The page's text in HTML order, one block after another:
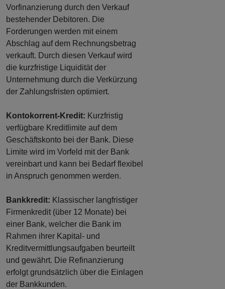
Vorfinanzierung durch den Verkauf
bestehender Debitoren. Die
Forderungen werden mit einem
Abschlag auf dem Rechnungsbetrag
verkauft. Durch diesen Verkauf wird
die kurzfristige Liquidität der
Unternehmung durch die Verkürzung
der Zahlungsfristen optimiert.
Kontokorrent-Kredit: Kurzfristig
verfügbare Kreditlimite auf dem
Geschäftskonto bei der Bank. Diese
Limite wird im Vorfeld mit der Bank
vereinbart und kann bei Bedarf flexibel
in Anspruch genommen werden.
Bankkredit: Klassischer langfristiger
Firmenkredit (über 12 Monate) bei
einer Bank, welcher die Bank im
Rahmen ihrer Kapital- und
Kreditvermittlungsaufgaben beurteilt
und gewährt. Die Refinanzierung
erfolgt grundsätzlich über die Einlagen
der Bankkunden.